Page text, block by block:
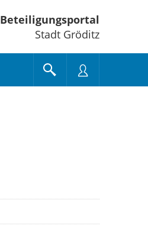
Beteiligungsportal
Stadt Gröditz